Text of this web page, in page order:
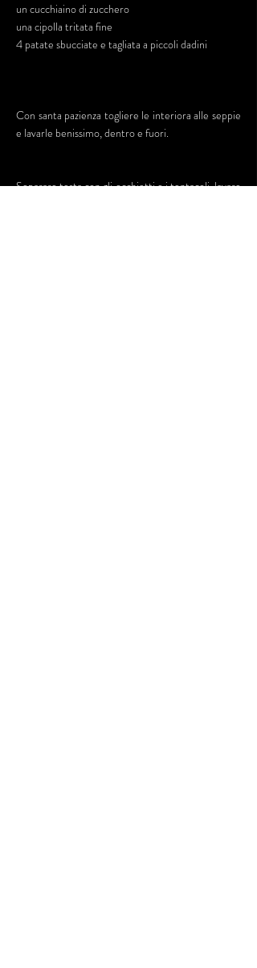
un cucchiaino di zucchero
una cipolla tritata fine
4 patate sbucciate e tagliata a piccoli dadini
Con santa pazienza togliere le interiora alle seppie
e lavarle benissimo, dentro e fuori.
Separare testa con gli occhietti e i tentacoli, lavare